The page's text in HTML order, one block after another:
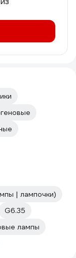
| лампочки)
G6.35
лампы